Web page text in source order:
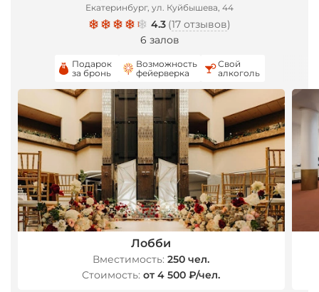
Екатеринбург, ул. Куйбышева, 44
4.3 (17 отзывов)
6 залов
Подарок
за бронь
Возможность
фейерверка
Свой
алкоголь
Лобби
Вместимость: 250 чел.
Стоимость: от 4 500 ₽/чел.